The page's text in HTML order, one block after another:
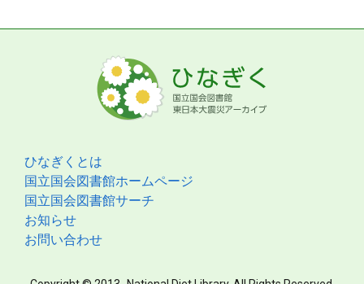
ひなぎくとは
国立国会図書館ホームページ
国立国会図書館サーチ
お知らせ
お問い合わせ